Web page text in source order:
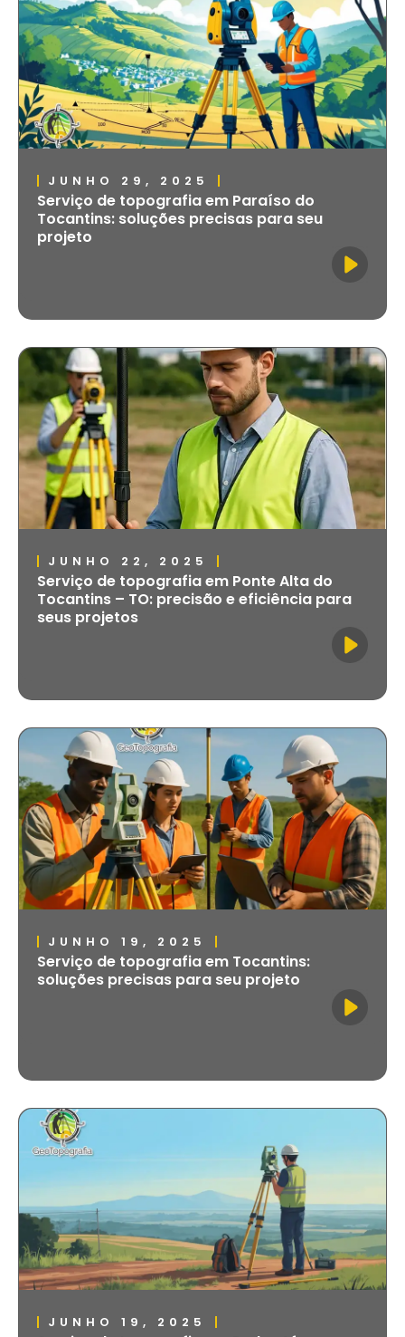
JUNHO 29, 2025
Serviço de topografia em Paraíso do
Tocantins: soluções precisas para seu
projeto
JUNHO 22, 2025
Serviço de topografia em Ponte Alta do
Tocantins – TO: precisão e eficiência para
seus projetos
JUNHO 19, 2025
Serviço de topografia em Tocantins:
soluções precisas para seu projeto
JUNHO 19, 2025